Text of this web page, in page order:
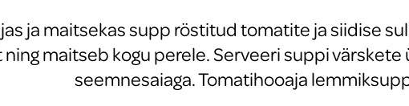
ja maitsekas supp röstitud tomatite ja siidise
ning maitseb kogu perele. Serveeri suppi
seemnesaiaga. Tomatihooaja